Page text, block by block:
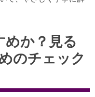
めか？見る
のチェック